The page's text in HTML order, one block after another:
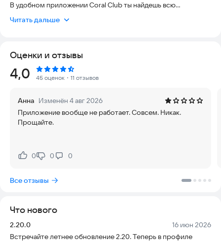
В удобном приложении Coral Club ты найдешь всю
в несколько кликов.
в офисе.
2. Получай уведомления о скидках. С помощью push-
уведомлений ты будешь первым узнавать о новых скидках и
информацию о продукте, кликнув всего лишь на одну
кнопку.
4. Смотри историю заказов. Приложение синхронизировано
доступна даже в offline-режиме.
5. Покупай вместе с друзьями. Теперь пользователи могут
позволяет экономить время и деньги.
получай нужный результат.
Читать дальше
Оценки и отзывы
Рейтинг:
4,0 45 оценок ・11 отзывов
Анна Изменён 4 авг 2026
Приложение вообще не работает. Совсем. Никак.
Прощайте.
Нравится:
0Не нравится:
0 0
Все отзывы
Что нового
Версия:
2.20.0 Дата:
16 июн 2026
Встречайте летнее обновление 2.20. Теперь в профиле